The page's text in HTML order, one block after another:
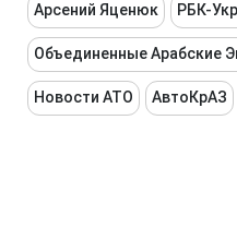
Арсений Яценюк РБК-
Объединенные Арабские
Новости АТО АвтоКрАЗ